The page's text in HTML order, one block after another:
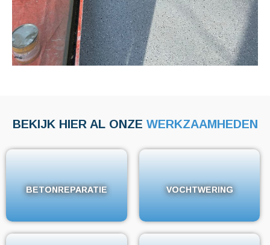
BEKIJK HIER AL ONZE WERKZAAMHEDEN
BETONREPARATIE
BETONREPARATIE VOCHTWERING
VOCHTWERING